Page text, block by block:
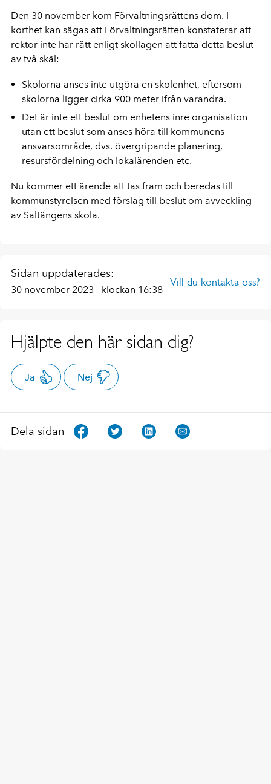
Den 30 november kom Förvaltningsrättens dom. I
korthet kan sägas att Förvaltningsrätten konstaterar att
rektor inte har rätt enligt skollagen att fatta detta beslut
av två skäl:
Skolorna anses inte utgöra en skolenhet, eftersom
skolorna ligger cirka 900 meter ifrån varandra.
Det är inte ett beslut om enhetens inre organisation
utan ett beslut som anses höra till kommunens
ansvarsområde, dvs. övergripande planering,
resursfördelning och lokalärenden etc.
Nu kommer ett ärende att tas fram och beredas till
kommunstyrelsen med förslag till beslut om avveckling
av Saltängens skola.
Sidan uppdaterades:
30 november 2023 klockan 16:38
Vill du kontakta oss?
Hjälpte den här sidan dig?
Ja Nej
Dela sidan